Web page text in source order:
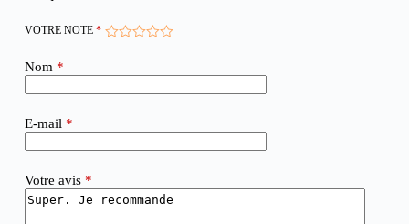
VOTRE NOTE *
Nom*
E-mail*
Votre avis *